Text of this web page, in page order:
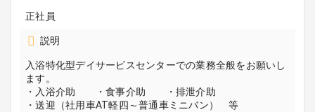
正社員
説明
入浴特化型デイサービスセンターでの業務全般をお願いし
ます。
・入浴介助 ・食事介助 ・排泄介助
・送迎（社用車AT軽四～普通車ミニバン） 等